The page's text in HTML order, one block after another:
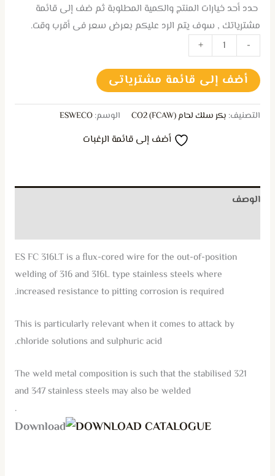
حدد أحد خيارات المنتج والكمية المطلوبة ثم ضف إلى قائمة
مشترياتك , سوف يتم الرد عليكم بعرض سعر فى أقرب وقت.
-
+
أضف إلى قائمة مشترياتى
التصنيف: بكر سلك لحام CO2 (FCAW) الوسم:ESWECO
أضف إلى قائمة الرغبات
الوصف
ES FC 316LT is a ﬂux-cored wire for the out-of-position
welding of 316 and 316L type stainless steels where
increased resistance to pitting corrosion is required.
This is particularly relevant when it comes to attack by
chloride solutions and sulphuric acid.
The weld metal composition is such that the stabilised 321
and 347 stainless steels may also be welded
.
DOWNLOAD CATALOGUE